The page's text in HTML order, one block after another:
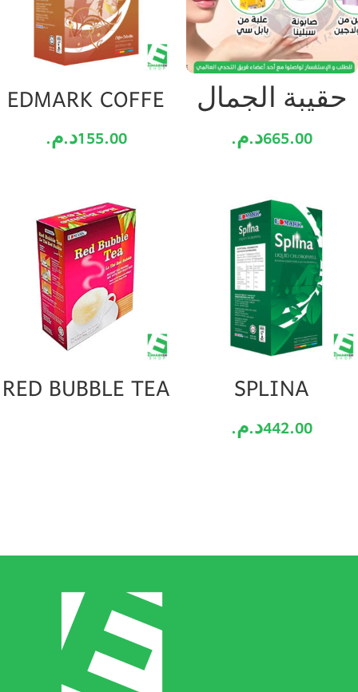
EDMARK COFFE
155.00د.م.
حقيبة الجمال
665.00د.م.
RED BUBBLE TEA SPLINA
442.00د.م.